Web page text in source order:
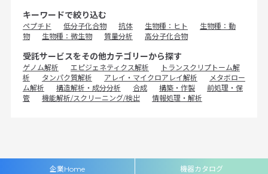
キーワードで絞り込む
ペプチド 低分子化合物 抗体 生物種：ヒト
生物種：動
物
生物種：微生物 質量分析 高分子化合物
受託サービスをその他カテゴリーから探す
ゲノム解析 エピジェネティクス解析
トランスクリプトーム解
析
タンパク質解析 アレイ・マイクロアレイ解析
メタボロー
ム解析
構造解析・成分分析 合成 構築・作製
前処理・保
管
機能解析/スクリーニング/検出 情報処理・解析
企業Home 機器カタログ